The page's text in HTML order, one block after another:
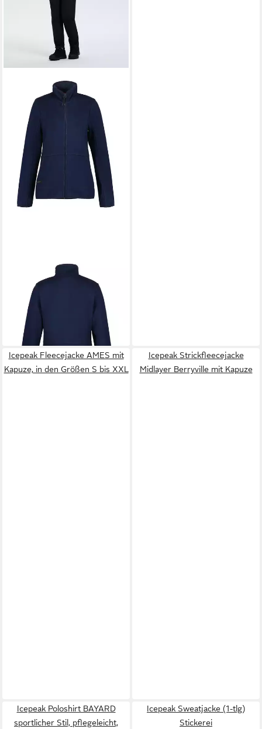
Fleecejacke
ICEPEAK AMYRY mit
Stehkragen, in normaler
Passform
50,99 €
-27%
Icepeak Fleecejacke AMES mit
Kapuze, in den Größen S bis XXL
Icepeak Strickfleecejacke
Midlayer Berryville mit Kapuze
Icepeak Poloshirt BAYARD
sportlicher Stil, pflegeleicht,
Icepeak Sweatjacke (1-tlg)
Stickerei